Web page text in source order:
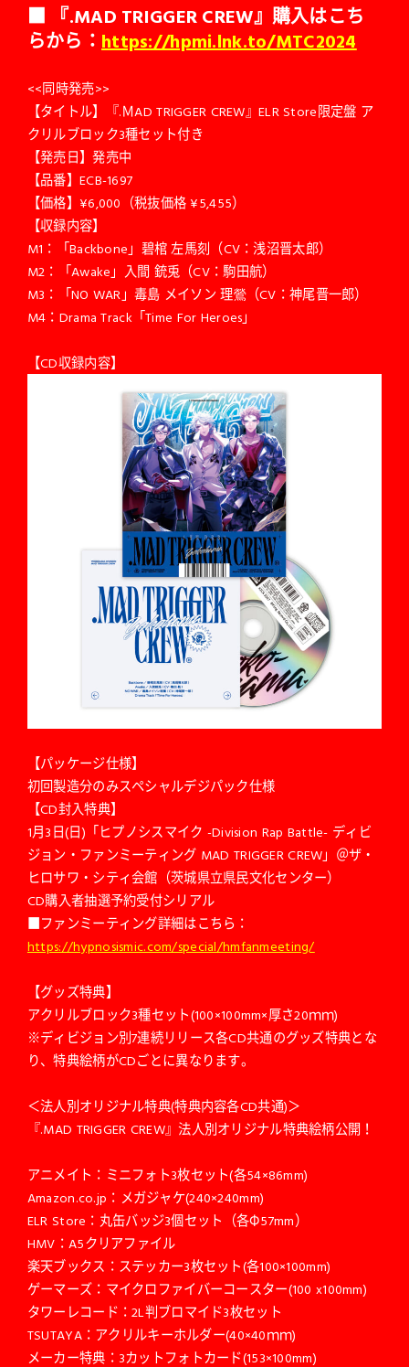
■ 『.MAD TRIGGER CREW』購入はこち
らから： https://hpmi.lnk.to/MTC2024
<<同時発売>>
【タイトル】『.ＭAD TRIGGER CREW』ELR Store限定盤 ア
クリルブロック3種セット付き
【発売日】発売中
【品番】ECB-1697
【価格】¥6,000（税抜価格 ¥5,455）
【収録内容】
M1：「Backbone」碧棺 左馬刻（CV：浅沼晋太郎）
M2：「Awake」入間 銃兎（CV：駒田航）
M3：「NO WAR」毒島 メイソン 理鶯（CV：神尾晋一郎）
M4：Drama Track「Time For Heroes」
【CD収録内容】
【パッケージ仕様】
初回製造分のみスペシャルデジパック仕様
【CD封入特典】
1月3日(日)「ヒプノシスマイク -Division Rap Battle- ディビ
ジョン・ファンミーティング MAD TRIGGER CREW」＠ザ・
ヒロサワ・シティ会館（茨城県立県民文化センター）
CD購入者抽選予約受付シリアル
■ファンミーティング詳細はこちら：
https://hypnosismic.com/special/hmfanmeeting/
【グッズ特典】
アクリルブロック3種セット(100×100mm×厚さ20ｍｍ)
※ディビジョン別7連続リリース各CD共通のグッズ特典とな
り、特典絵柄がCDごとに異なります。
＜法人別オリジナル特典(特典内容各CD共通)＞
『.MAD TRIGGER CREW』法人別オリジナル特典絵柄公開！
アニメイト：ミニフォト3枚セット(各54×86mm)
Amazon.co.jp：メガジャケ(240×240mm)
ELR Store：丸缶バッジ3個セット（各Φ57mm）
HMV：A5クリアファイル
楽天ブックス：ステッカー3枚セット(各100×100mm)
ゲーマーズ：マイクロファイバーコースター(100 x100mm)
タワーレコード：2L判ブロマイド3枚セット
TSUTAYA：アクリルキーホルダー(40×40ｍｍ)
メーカー特典：3カットフォトカード(153×100mm)